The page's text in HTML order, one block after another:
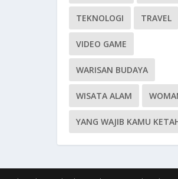
TEKNOLOGI TRAVEL
VIDEO GAME
WARISAN BUDAYA
WISATA ALAM
YANG WAJIB KAMU